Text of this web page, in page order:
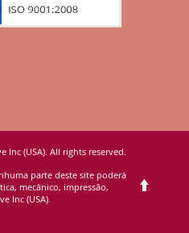
Inc (USA). All rights reserved.
parte deste site poderá
mecânico, impressão,
Inc (USA).